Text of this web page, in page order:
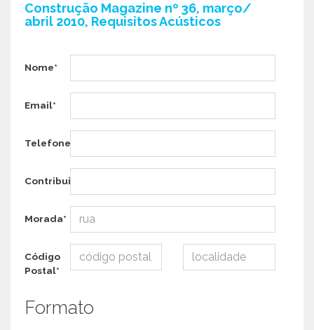
Construção Magazine nº 36, março/
abril 2010, Requisitos Acústicos
Nome*
Email*
Telefone*
Contribuinte*
Morada*
Código
Postal*
Formato